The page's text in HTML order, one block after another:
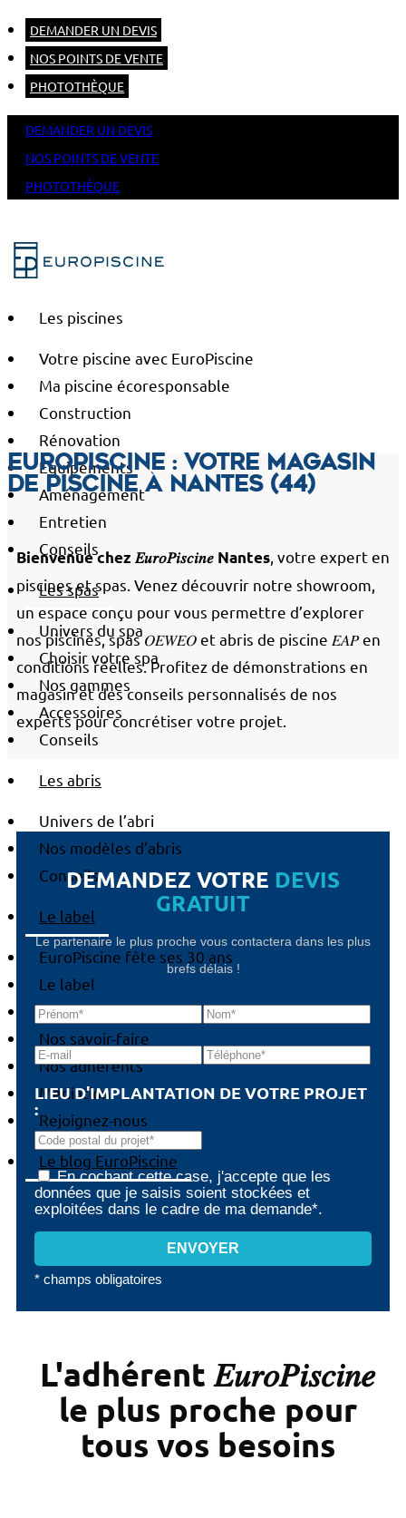
DEMANDER UN DEVIS
NOS POINTS DE VENTE
PHOTOTHÈQUE
DEMANDER UN DEVIS
NOS POINTS DE VENTE
PHOTOTHÈQUE
Les piscines
Votre piscine avec EuroPiscine
Ma piscine écoresponsable
Construction
Rénovation
Équipements
Aménagement
Entretien
Conseils
Les spas
Univers du spa
Choisir votre spa
Nos gammes
Accessoires
Conseils
Les abris
Univers de l’abri
Nos modèles d’abris
Conseils
Le label
EuroPiscine fête ses 30 ans
Le label
Nos certifications
Nos savoir-faire
Nos adhérents
Médiation
Rejoignez-nous
Le blog EuroPiscine
EuroPiscine : votre magasin
de piscine à Nantes (44)
Bienvenue chez 𝐸𝑢𝑟𝑜𝑃𝑖𝑠𝑐𝑖𝑛𝑒 Nantes , votre expert en
piscines et spas. Venez découvrir notre showroom,
un espace conçu pour vous permettre d’explorer
nos piscines, spas 𝑂𝐸𝑊𝐸𝑂 et abris de piscine 𝐸𝐴𝑃 en
conditions réelles. Profitez de démonstrations en
magasin et des conseils personnalisés de nos
experts pour concrétiser votre projet.
DEMANDEZ VOTRE DEVIS
GRATUIT
Le partenaire le plus proche vous contactera dans les plus
brefs délais !
LIEU D'IMPLANTATION DE VOTRE PROJET
:
En cochant cette case, j'accepte que les
données que je saisis soient stockées et
exploitées dans le cadre de ma demande*.
* champs obligatoires
L'adhérent 𝐸𝑢𝑟𝑜𝑃𝑖𝑠𝑐𝑖𝑛𝑒
le plus proche pour
tous vos besoins